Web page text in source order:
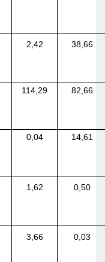
2,42 38,66
114,29 82,66
0,04 14,61
1,62 0,50
3,66 0,03